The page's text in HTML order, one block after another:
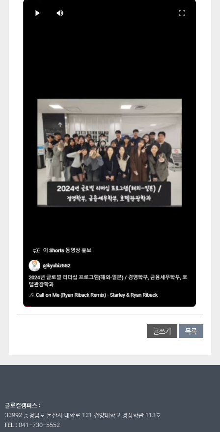
글쓰기 목록
글로컬캠퍼스 :
32992 충청남도 논산시 대학로 121 건양대학교 경상학관 113호
TEL : 041-730-5552